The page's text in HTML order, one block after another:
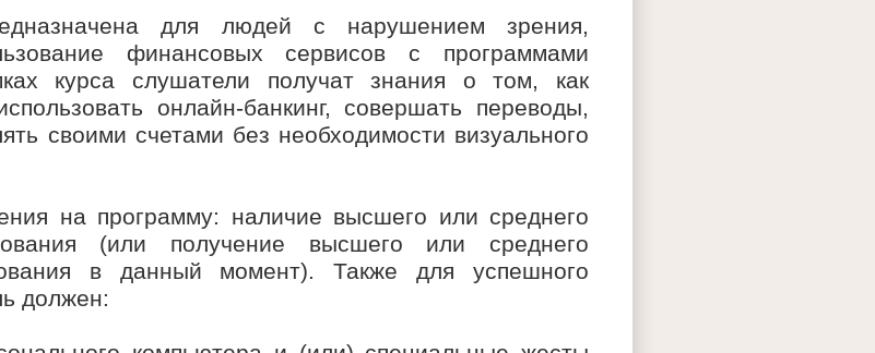
для людей с нарушением зрения,
финансовых сервисов с программами
курса слушатели получат знания о том, как
онлайн-банкинг, совершать переводы,
своими счетами без необходимости визуального
на программу: наличие высшего или среднего
(или получение высшего или среднего
в данный момент). Также для успешного
должен: